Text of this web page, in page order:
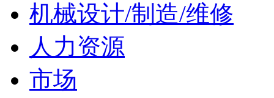
机械设计/制造/维修
人力资源
市场